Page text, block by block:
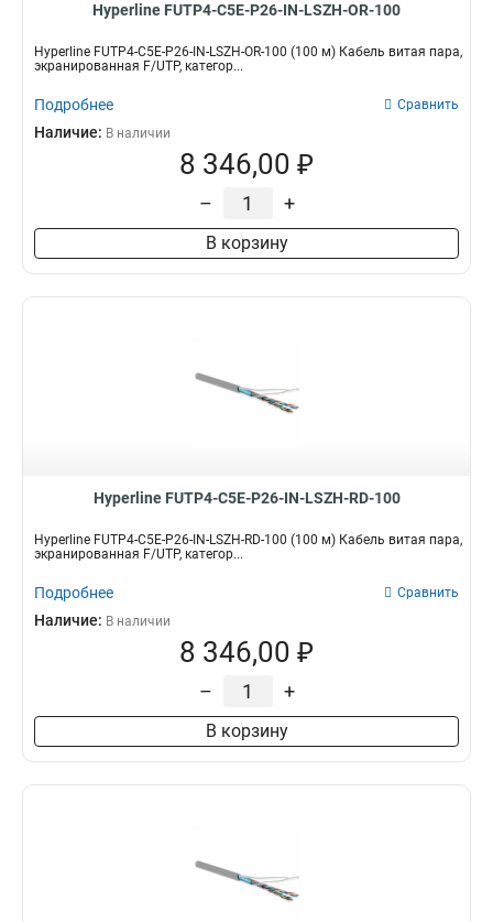
Hyperline FUTP4-C5E-P26-IN-LSZH-OR-100
Hyperline FUTP4-C5E-P26-IN-LSZH-OR-100 (100 м) Кабель витая пара,
экранированная F/UTP, категор...
Подробнее Сравнить
Наличие: В наличии
8 346,00 ₽
– +
В корзину
Hyperline FUTP4-C5E-P26-IN-LSZH-RD-100
Hyperline FUTP4-C5E-P26-IN-LSZH-RD-100 (100 м) Кабель витая пара,
экранированная F/UTP, категор...
Подробнее Сравнить
Наличие: В наличии
8 346,00 ₽
– +
В корзину